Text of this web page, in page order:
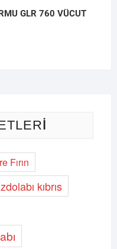
GLR 760 VÜCUT
Fırın
kıbrıs